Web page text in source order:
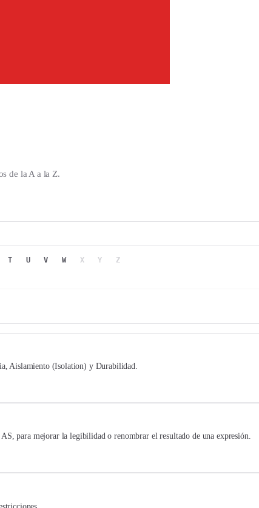
de la A a la Z.
T U V W X Y Z
Aislamiento (Isolation) y Durabilidad.
para mejorar la legibilidad o renombrar el resultado de una expresión.